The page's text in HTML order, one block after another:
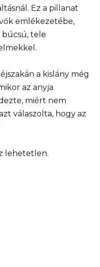
Ez a pillanat
emlékezetébe,
búcsú, tele
a kislány még
az anyja
miért nem
válaszolta, hogy az
lehetetlen.